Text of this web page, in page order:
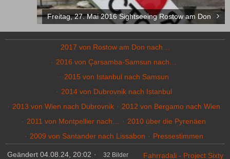
Freitag, 27. Mai 2016 Sightseeing Rostow am Don
2017 von Rostow am Don nach…
2016 von Çarsamba-Samsun nach…
2015 von Istanbul nach Samsun
2014 von Dubrovnik nach Istanbul
2013 von Wien nach Dubrovnik
2012 von Bergamo nach Wien
2011 von Montpellier nach…
2010 über die Pyrenäen
2009 von Santander nach Lissabon
Pressestimmen
Geändert04.08.24, 20:02 32 Bilder Fahrradali - Project Sixty